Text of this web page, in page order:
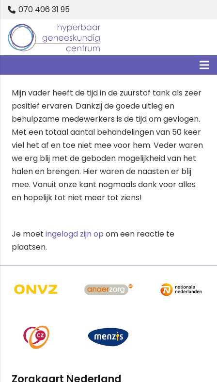
070 406 31 95
Mijn vader heeft de tijd in de zuurstof tank als zeer
positief ervaren. Dankzij de goede uitleg en
behulpzame medewerkers is de tijd om gevlogen.
Met een totaal aantal behandelingen van 50 keer
viel het af en toe niet mee voor hem. Veder waren
we erg blij met de geboden mogelijkheid van het
halen en brengen. Hier waren de naasten er blij
mee. Vanuit onze kant nogmaals dank voor alles
en hopelijk tot niet meer tot ziens!
Je moet ingelogd zijn op om een reactie te
plaatsen.